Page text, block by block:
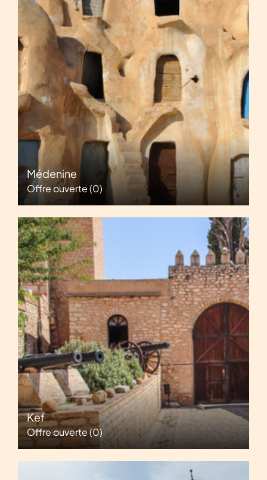
Médenine
Offre ouverte(0)
Kef
Offre ouverte(0)